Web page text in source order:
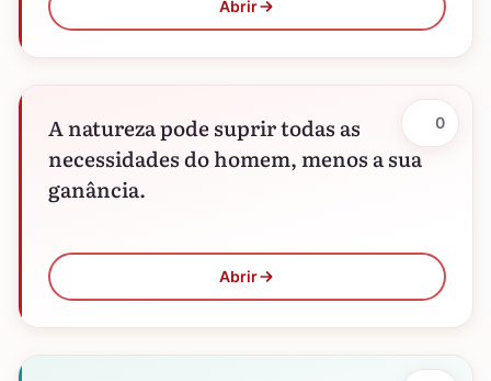
Abrir
A natureza pode suprir todas as
necessidades do homem, menos a sua
ganância.
Abrir
0